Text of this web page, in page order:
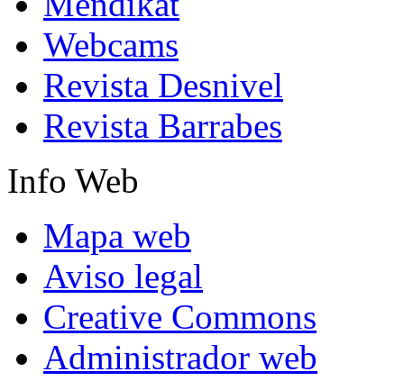
Webcams
Revista Desnivel
Revista Barrabes
Info Web
Mapa web
Aviso legal
Creative Commons
Administrador web